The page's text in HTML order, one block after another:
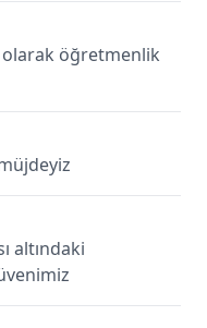
öğretmenlik
altındaki